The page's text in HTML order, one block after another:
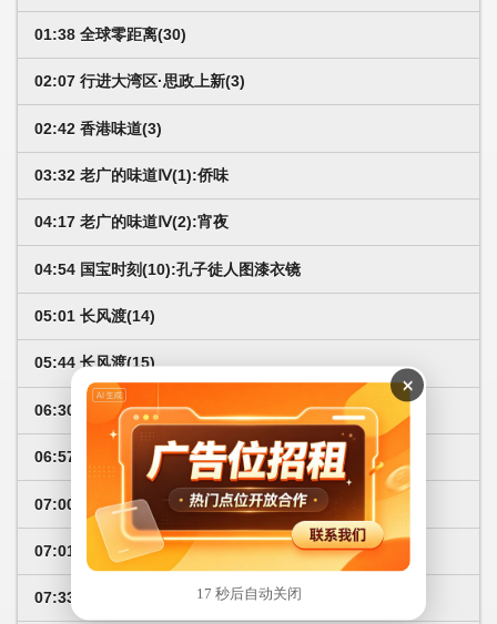
01:38 全球零距离(30)
02:07 行进大湾区·思政上新(3)
02:42 香港味道(3)
03:32 老广的味道Ⅳ(1):侨味
04:17 老广的味道Ⅳ(2):宵夜
04:54 国宝时刻(10):孔子徒人图漆衣镜
05:01 长风渡(14)
05:44 长风渡(15)
06:30 广东新闻联播
06:57 早间天气预报
07:00 中华人民共和国国歌
07:01 大美南粤
07:33 果蔬宝贝Ⅱ(2)
×
17 秒后自动关闭